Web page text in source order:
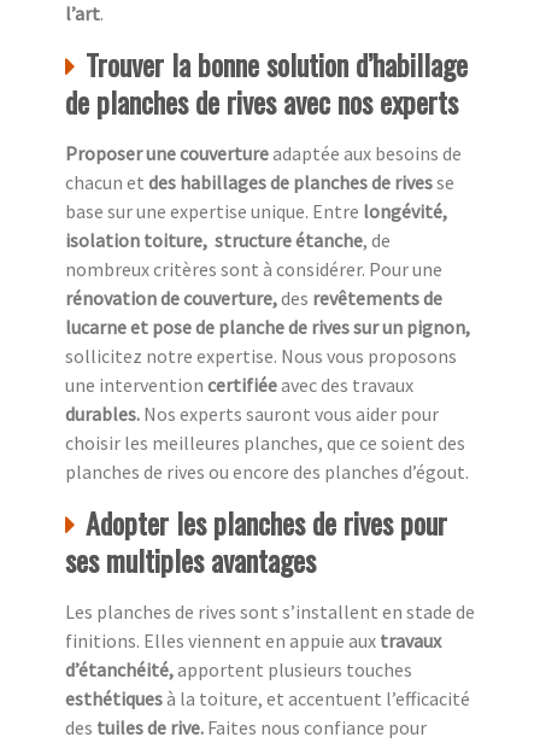
l’art.
Trouver la bonne solution d’habillage
de planches de rives avec nos experts
Proposer une couvertureadaptée aux besoins de
chacun et des habillages de planches de rivesse
base sur une expertise unique. Entre longévité,
isolation toiture, structure étanche, de
nombreux critères sont à considérer. Pour une
rénovation de couverture,des revêtements de
lucarne et pose de planche de rives sur un pignon,
sollicitez notre expertise. Nous vous proposons
une intervention certifiéeavec des travaux
durables. Nos experts sauront vous aider pour
choisir les meilleures planches, que ce soient des
planches de rives ou encore des planches d’égout.
Adopter les planches de rives pour
ses multiples avantages
Les planches de rives sont s’installent en stade de
finitions. Elles viennent en appuie aux travaux
d’étanchéité,apportent plusieurs touches
esthétiquesà la toiture, et accentuent l’efficacité
des tuiles de rive. Faites nous confiance pour